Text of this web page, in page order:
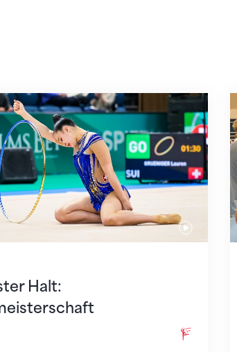
Halt:
Weltmeisterschaft